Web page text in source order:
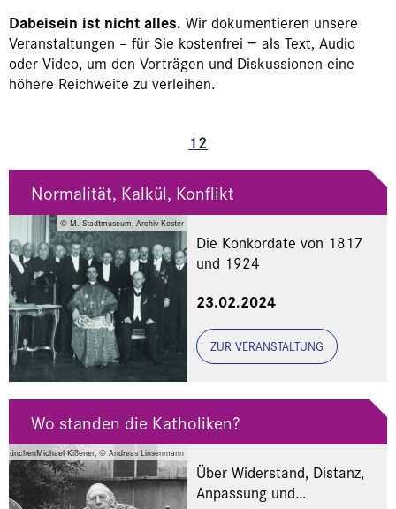
Dabeisein ist nicht alles. Wir dokumentieren unsere
Veranstaltungen – für Sie kostenfrei − als Text, Audio
oder Video, um den Vorträgen und Diskussionen eine
höhere Reichweite zu verleihen.
12
© M. Stadtmuseum, Archiv Kester
Normalität, Kalkül, Konflikt
Die Konkordate von 1817
und 1924
23.02.2024
ZUR VERANSTALTUNG
Kißener, © Andreas Linsenmann
Wo standen die Katholiken?
Über Widerstand, Distanz,
Anpassung und